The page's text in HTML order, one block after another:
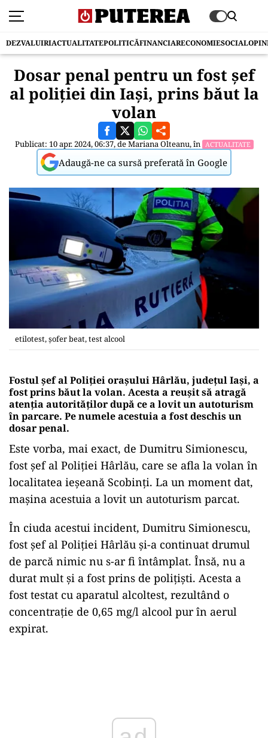
DEZVALUIRIACTUALITATEPOLITICĂFINANCIARECONOMIESOCIAL
Dosar penal pentru un fost șef
al poliției din Iași, prins băut la
volan
Publicat: 10 apr. 2024, 06:37, deMariana Olteanu, în ACTUALITATE
Adaugă-ne ca sursă preferată în Google
etilotest, șofer beat, test alcool
Fostul şef al Poliţiei oraşului Hârlău, judeţul Iaşi, a
fost prins băut la volan. Acesta a reușit să atragă
atenția autorităților după ce a lovit un autoturism
în parcare. Pe numele acestuia a fost deschis un
dosar penal.
Este vorba, mai exact, de Dumitru Simionescu,
fost şef al Poliţiei Hârlău, care se afla la volan în
localitatea ieşeană Scobinţi. La un moment dat,
maşina acestuia a lovit un autoturism parcat.
În ciuda acestui incident, Dumitru Simionescu,
fost şef al Poliţiei Hârlău și-a continuat drumul
de parcă nimic nu s-ar fi întâmplat. Însă, nu a
durat mult și a fost prins de polițiști. Acesta a
fost testat cu aparatul alcoltest, rezultând o
concentraţie de 0,65 mg/l alcool pur în aerul
expirat.